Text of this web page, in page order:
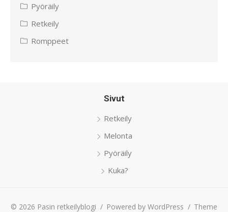
Pyöräily
Retkeily
Romppeet
Sivut
Retkeily
Melonta
Pyöräily
Kuka?
© 2026 Pasin retkeilyblogi / Powered by WordPress / Theme